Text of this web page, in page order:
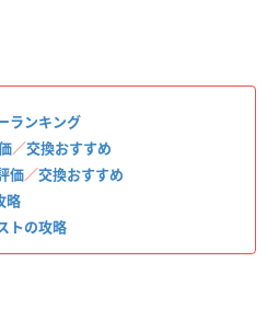
ランキング
／交換おすすめ
価／交換おすすめ
略
トの攻略